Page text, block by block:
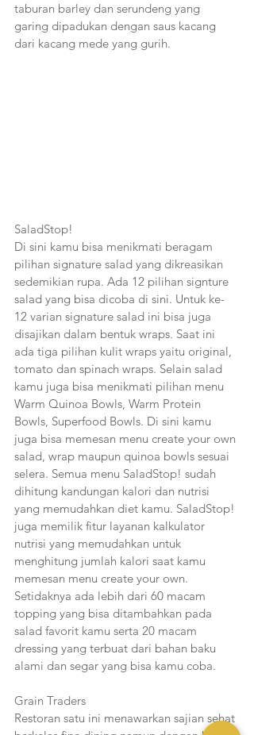
taburan barley dan serundeng yang
garing dipadukan dengan saus kacang
dari kacang mede yang gurih.
SaladStop!
Di sini kamu bisa menikmati beragam
pilihan signature salad yang dikreasikan
sedemikian rupa. Ada 12 pilihan signture
salad yang bisa dicoba di sini. Untuk ke-
12 varian signature salad ini bisa juga
disajikan dalam bentuk wraps. Saat ini
ada tiga pilihan kulit wraps yaitu original,
tomato dan spinach wraps. Selain salad
kamu juga bisa menikmati pilihan menu
Warm Quinoa Bowls, Warm Protein
Bowls, Superfood Bowls. Di sini kamu
juga bisa memesan menu create your own
salad, wrap maupun quinoa bowls sesuai
selera. Semua menu SaladStop! sudah
dihitung kandungan kalori dan nutrisi
yang memudahkan diet kamu. SaladStop!
juga memilik fitur layanan kalkulator
nutrisi yang memudahkan untuk
menghitung jumlah kalori saat kamu
memesan menu create your own.
Setidaknya ada lebih dari 60 macam
topping yang bisa ditambahkan pada
salad favorit kamu serta 20 macam
dressing yang terbuat dari bahan baku
alami dan segar yang bisa kamu coba.
Grain Traders
Restoran satu ini menawarkan sajian sehat